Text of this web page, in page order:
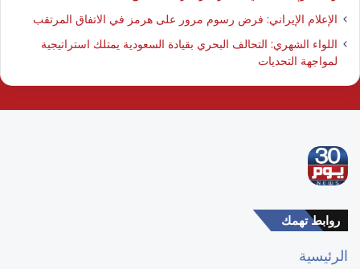
الإعلام الإيراني: فرض رسوم مرور على هرمز في الاتفاق المرتقب
اللواء الشهري: التحالف البحري بقيادة السعودية يمتلك استراتيجية
لمواجهة التحديات
روابط تهمك
الرئيسية